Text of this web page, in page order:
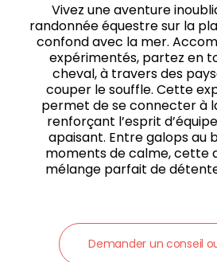
Vivez une aventure
randonnée équestre sur la
confond avec la mer.
expérimentés, partez en
cheval, à travers des
couper le souffle. Cette
permet de se connecter à
renforçant l’esprit
apaisant. Entre galops au
moments de calme, cette
mélange parfait de
Demander un conseil